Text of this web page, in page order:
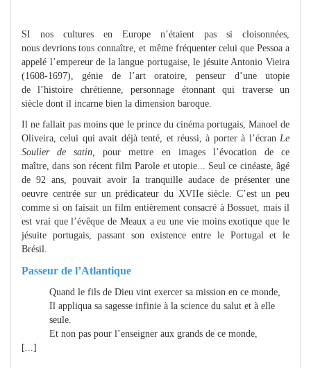
SI nos cultures en Europe n’étaient pas si cloisonnées,
nous devrions tous connaître, et même fréquenter celui que Pessoa a
appelé l’empereur de la langue portugaise, le jésuite Antonio Vieira
(1608-1697), génie de l’art oratoire, penseur d’une utopie
de l’histoire chrétienne, personnage étonnant qui traverse un
siècle dont il incarne bien la dimension baroque.
Il ne fallait pas moins que le prince du cinéma portugais, Manoel de
Oliveira, celui qui avait déjà tenté, et réussi, à porter à l’écran Le
Soulier de satin,
pour mettre en images l’évocation de ce
maître, dans son récent film Parole et utopie... Seul ce cinéaste, âgé
de 92 ans, pouvait avoir la tranquille audace de présenter une
oeuvre centrée sur un prédicateur du XVIIe siècle. C’est un peu
comme si on faisait un film entièrement consacré à Bossuet, mais il
est vrai que l’évêque de Meaux a eu une vie moins exotique que le
jésuite portugais, passant son existence entre le Portugal et le
Brésil.
Passeur de l’Atlantique
Quand le fils de Dieu vint exercer sa mission en ce monde,
Il appliqua sa sagesse infinie à la science du salut et à elle
seule.
Et non pas pour l’enseigner aux grands de ce monde,
[...]